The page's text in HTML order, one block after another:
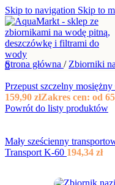
Skip to navigation Skip to
0
Strona główna / Zbiorniki
Przepust szczelny
159,90 złZakres cen: od
Powrót do listy produktów
Mały sześcienny
Transport K-60 194,34 zł